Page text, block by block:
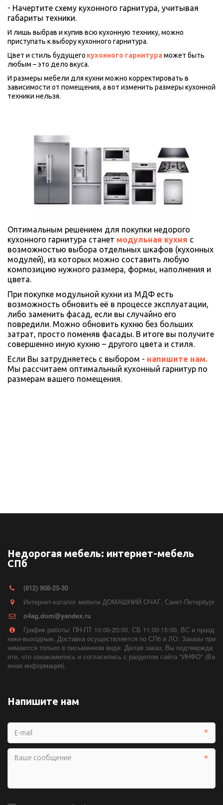
• Начертите схему кухонного гарнитура, учитывая
габариты техники.
И лишь выбрав и купив всю кухонную технику, можно
приступать к выбору кухонного гарнитура.
Цвет и стиль будущего кухонного гарнитура может быть
любым – это дело вкуса.
И размеры мебели для кухни можно корректировать в
зависимости от помещения, а вот изменить размеры кухонной
техники нельзя.
Оптимальным решением для покупки недорого
кухонного гарнитура станет модульная кухня с
возможностью выбора отдельных шкафов (кухонных
модулей), из которых можно составить любую
композицию нужного размера, формы, наполнения и
цвета.
При покупке модульной кухни из МДФ есть
возможность обновить её в процессе эксплуатации,
либо заменить фасад, если вы случайно его
повредили. Можно обновить кухню без больших
затрат, просто поменяв фасады. В итоге вы получите
совершенно иную кухню – другого цвета и стиля.
Если Вы затрудняетесь с выбором -
Мы рассчитаем оптимальный кухонный гарнитур по
размерам вашего помещения.
Недорогая мебель: интернет-мебель
СПб
(812) 908-25-30
Интернет-каталог мебели ДОМАШНИЙ ОЧАГ, Санкт-Петербург
o4ag.dom@yandex.ru
График работы: ПН-ПТ 10:00-20:00, СБ 11:00-15:00, ВС и празд
ники-выходные. Доставка осуществляется по СПб и ЛО. Заказы при
нимаются только в письменном виде. Делая заказ, Вы подтвержда
ете, что ознакомились и согласились с разделом сайта "ИНФО" (Ва
жная информация).
Напишите нам
*
*